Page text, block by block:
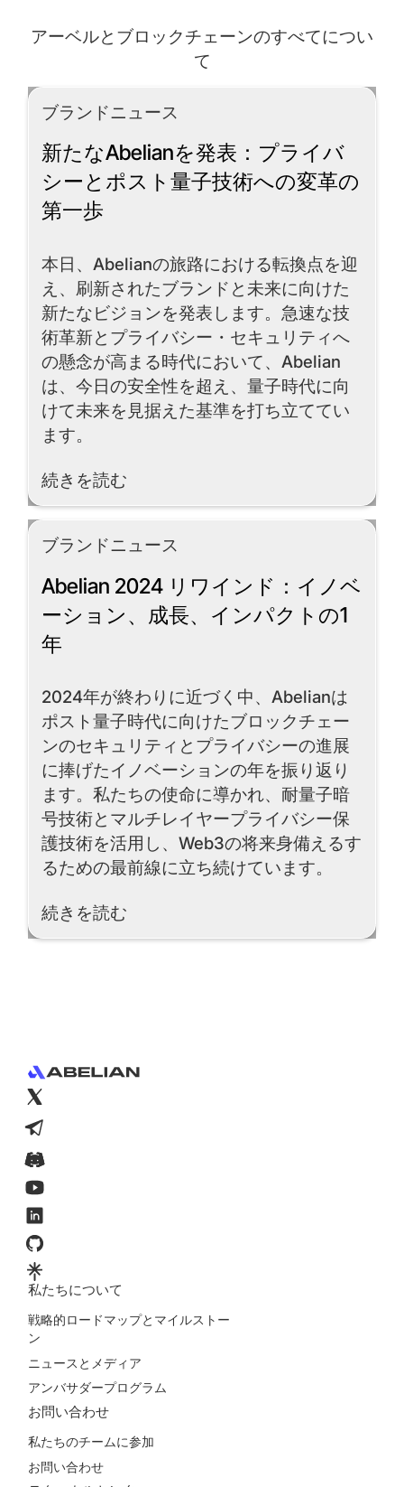
アーベルとブロックチェーンのすべてについ
て
ブランドニュース
新たなAbelianを発表：プライバ
シーとポスト量子技術への変革の
第一歩
本日、Abelianの旅路における転換点を迎
え、刷新されたブランドと未来に向けた
新たなビジョンを発表します。急速な技
術革新とプライバシー・セキュリティへ
の懸念が高まる時代において、Abelian
は、今日の安全性を超え、量子時代に向
けて未来を見据えた基準を打ち立ててい
ます。
続きを読む
Read More
ブランドニュース
Abelian 2024 リワインド：イノベ
ーション、成長、インパクトの1
年
2024年が終わりに近づく中、Abelianは
ポスト量子時代に向けたブロックチェー
ンのセキュリティとプライバシーの進展
に捧げたイノベーションの年を振り返り
ます。私たちの使命に導かれ、耐量子暗
号技術とマルチレイヤープライバシー保
護技術を活用し、Web3の将来身備えるす
るための最前線に立ち続けています。
続きを読む
Read More
私たちについて
戦略的ロードマップとマイルストー
ン
ニュースとメディア
アンバサダープログラム
お問い合わせ
私たちのチームに参加
お問い合わせ